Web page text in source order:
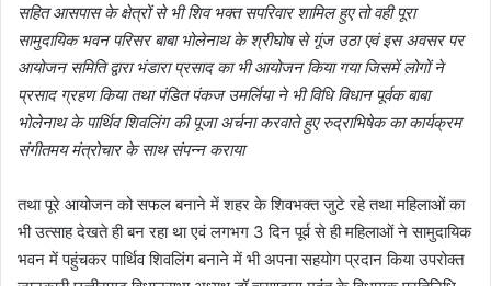
सहित आसपास के क्षेत्रों से भी शिव भक्त सपरिवार शामिल हुए तो वही पूरा
सामुदायिक भवन परिसर बाबा भोलेनाथ के श्रीघोष से गूंज उठा एवं इस अवसर पर
आयोजन समिति द्वारा भंडारा प्रसाद का भी आयोजन किया गया जिसमें लोगों ने
प्रसाद ग्रहण किया तथा पंडित पंकज उमर्लिया ने भी विधि विधान पूर्वक बाबा
भोलेनाथ के पार्थिव शिवलिंग की पूजा अर्चना करवाते हुए रुद्राभिषेक का कार्यक्रम
संगीतमय मंत्रोचार के साथ संपन्न कराया
तथा पूरे आयोजन को सफल बनाने में शहर के शिवभक्त जुटे रहे तथा महिलाओं का
भी उत्साह देखते ही बन रहा था एवं लगभग 3 दिन पूर्व से ही महिलाओं ने सामुदायिक
भवन में पहुंचकर पार्थिव शिवलिंग बनाने में भी अपना सहयोग प्रदान किया उपरोक्त